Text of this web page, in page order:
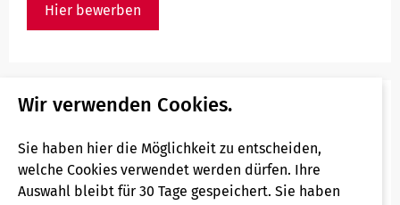
Hier bewerben
Hast Du Fragen zu Deiner Bewerbung?
Hier haben wir die wichtigsten Infos zu Deiner
Bewerbung zusammengefasst:
Wir verwenden Cookies.
Sie haben hier die Möglichkeit zu entscheiden,
welche Cookies verwendet werden dürfen. Ihre
Auswahl bleibt für 30 Tage gespeichert. Sie haben